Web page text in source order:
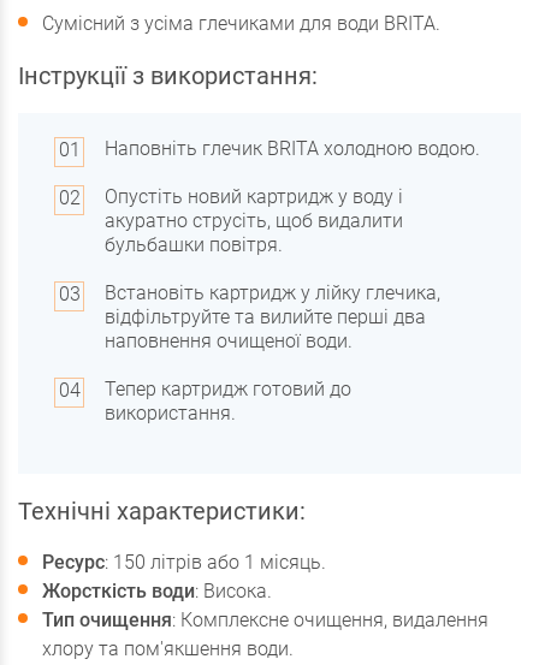
Сумісний з усіма глечиками для води BRITA.
Інструкції з використання:
Наповніть глечик BRITA холодною водою.
Опустіть новий картридж у воду і
акуратно струсіть, щоб видалити
бульбашки повітря.
Встановіть картридж у лійку глечика,
відфільтруйте та вилийте перші два
наповнення очищеної води.
Тепер картридж готовий до
використання.
Технічні характеристики:
Ресурс: 150 літрів або 1 місяць.
Жорсткість води: Висока.
Тип очищення: Комплексне очищення, видалення
хлору та пом'якшення води.